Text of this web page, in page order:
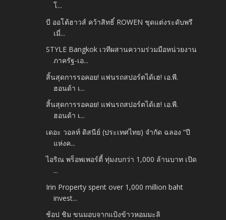
โ...
บี ออโต้ฮาวส์ คว้าสิทธิ์ ROWEN ชุดแต่งระดับพรี
เมี่...
STYLE Bangkok เวทีผสานความร่วมมือหน่วยงาน
ภาครัฐ-เอ...
สิ้นสุดการรอคอย! แฟนรถสปอร์ตได้เฮ! เอ.พี.
ฮอนด้า เ...
สิ้นสุดการรอคอย! แฟนรถสปอร์ตได้เฮ! เอ.พี.
ฮอนด้า เ...
เดอะ วอลท์ ดิสนีย์ (ประเทศไทย) จำกัด ฉลอง “ปี
แห่งค...
ไอริณ พร็อพเพอร์ตี้ ทุ่มงบกว่า 1,000 ล้านบาท เปิด
...
Irin Property spent over 1,000 million baht
invest...
ช้อป ชิม ขนมอบจากแป้งข้าวหอมมะลิ